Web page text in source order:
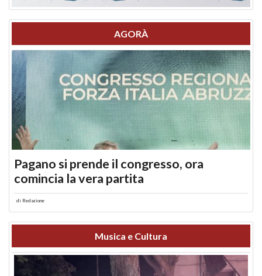
AGORÀ
Pagano si prende il congresso, ora
comincia la vera partita
di Redazione
Musica e Cultura